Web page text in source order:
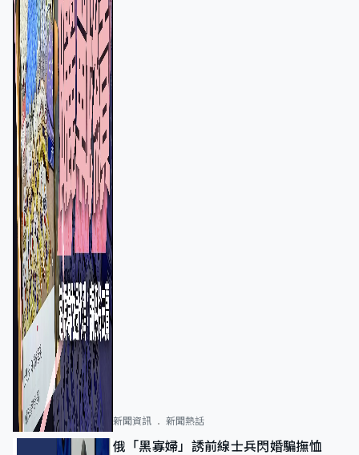
新聞資訊 新聞熱話
俄「黑寡婦」誘前線士兵閃婚騙撫恤